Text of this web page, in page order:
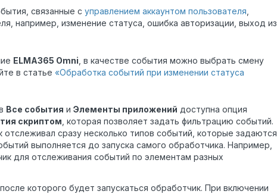
связанные с управлением аккаунтом пользователя,
например, изменение статуса, ошибка авторизации, выход из
ELMA365 Omni , в качестве события можно выбрать смену
в статье «Обработка событий при изменении статуса
Все события и Элементы приложений доступна опция
скриптом , которая позволяет задать фильтрацию событий.
сразу несколько типов событий, которые задаются
выполняется до запуска самого обработчика. Например,
для отслеживания событий по элементам разных
которого будет запускаться обработчик. При включении